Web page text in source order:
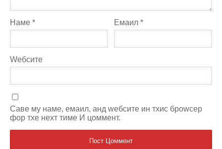
Наме * Емаил*
Wебсите
Саве мy наме, емаил, анд wебсите ин тхис броwсер
фор тхе неxт тиме И цоммент.